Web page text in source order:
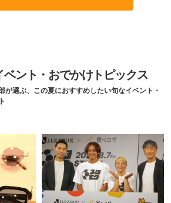
ベント・おでかけトピックス
が選ぶ、この夏におすすめしたい旬なイベント・